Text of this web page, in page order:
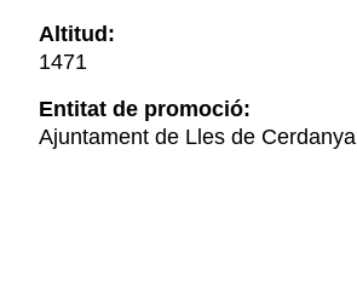
Altitud:
1471
Entitat de promoció:
Ajuntament de Lles de Cerdanya